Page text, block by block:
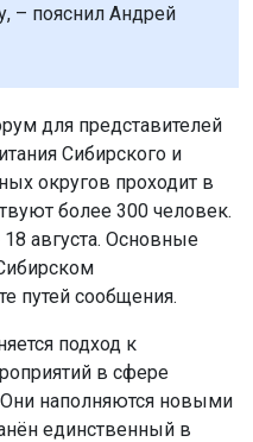
– пояснил Андрей
для представителей
Сибирского и
округов проходит в
более 300 человек.
августа. Основные
путей сообщения.
подход к
в сфере
Они наполняются новыми
единственный в